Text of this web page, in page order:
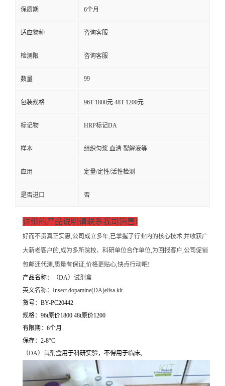
保质期 6个月
适应物种 咨询客服
检测限 咨询客服
数量 99
包装规格 96T 1800元 48T 1200元
标记物 HRP标记DA
样本 组织匀浆 血清 裂解液等
应用 定量/定性/活性检测
是否进口 否
详细的产品说明请联系我司销售!
好而不贵真正实惠,公司成立多年,已掌握了行业内的核心技术,并收获广
大新老客户的,成为多所院校、科研单位合作单位,为回报客户,公司促销
包邮还代测,质量有保证,价格更贴心,快点行动吧!
产品名称：
（DA）试剂盒
英文名称： Insect dopamine(DA)elisa kit
货号：BY-PC20442
规格：96t原价1800 48t原价1200
有限期：6个月
保存：2-8°C
（DA）试剂盒用于科研实验，不得用于临床。